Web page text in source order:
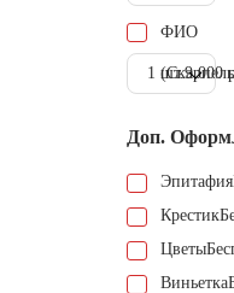
ФИО
1 шт.9.000
Доп.
Эпитафия
Крестик
Цветы
Виньетка